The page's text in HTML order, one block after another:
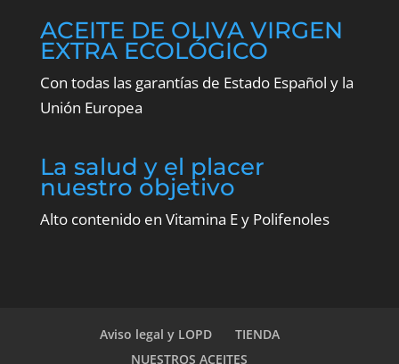
ACEITE DE OLIVA VIRGEN
EXTRA ECOLÓGICO
Con todas las garantías de Estado Español y la
Unión Europea
La salud y el placer
nuestro objetivo
Alto contenido en Vitamina E y Polifenoles
Aviso legal y LOPD
TIENDA
NUESTROS ACEITES